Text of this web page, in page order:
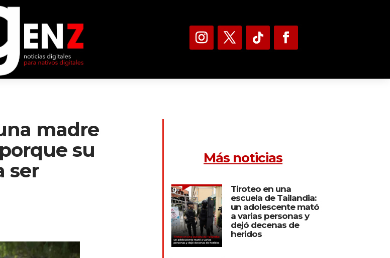
madre
su
ser
Más noticias
Tiroteo en una
escuela de Tailandia:
un adolescente mató
a varias personas y
dejó decenas de
heridos